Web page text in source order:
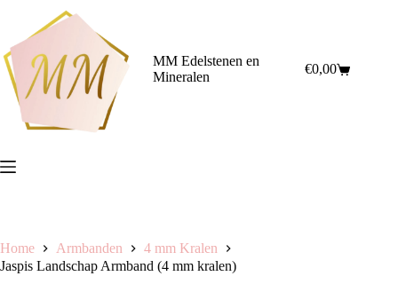
inhoud
MM Edelstenen en
Mineralen
Winkelwagen
€0,00
Home Armbanden
4 mm Kralen
Jaspis Landschap Armband (4 mm kralen)